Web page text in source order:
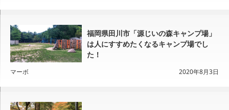
福岡県田川市「源じいの森キャンプ場」
は人にすすめたくなるキャンプ場でし
た！
マーボ 2020年8月3日